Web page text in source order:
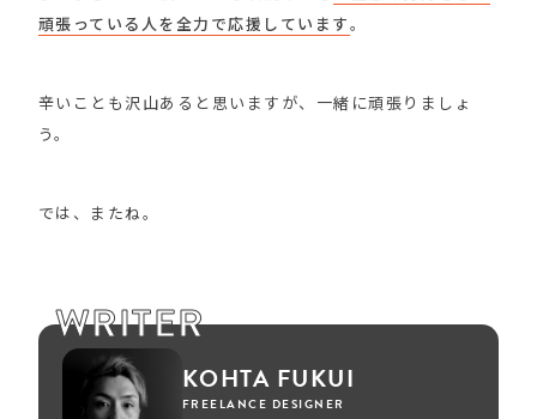
頑張っている人を全力で応援しています。
辛いことも沢山あると思いますが、一緒に頑張りましょ
う。
では、またね。
WRITER
KOHTA FUKUI
FREELANCE DESIGNER